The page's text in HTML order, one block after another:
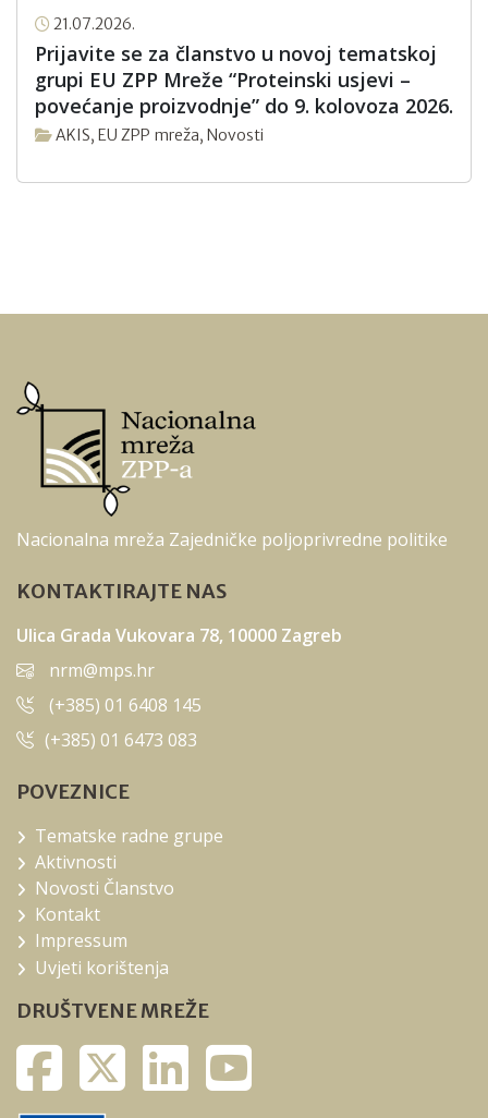
21.07.2026.
Prijavite se za članstvo u novoj tematskoj
grupi EU ZPP Mreže “Proteinski usjevi –
povećanje proizvodnje” do 9. kolovoza 2026.
AKIS, EU ZPP mreža, Novosti
Nacionalna mreža Zajedničke poljoprivredne politike
KONTAKTIRAJTE NAS
Ulica Grada Vukovara 78, 10000 Zagreb
nrm@mps.hr
(+385) 01 6408 145
(+385) 01 6473 083
POVEZNICE
Tematske radne grupe
Aktivnosti
Novosti Članstvo
Kontakt
Impressum
Uvjeti korištenja
DRUŠTVENE MREŽE